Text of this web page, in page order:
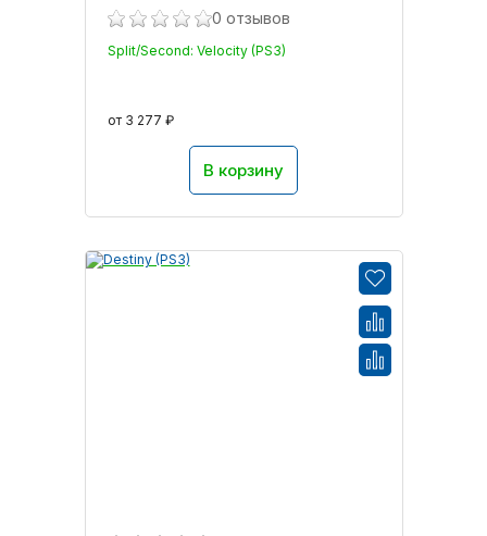
0 отзывов
Split/Second: Velocity (PS3)
от 3 277 ₽
В корзину